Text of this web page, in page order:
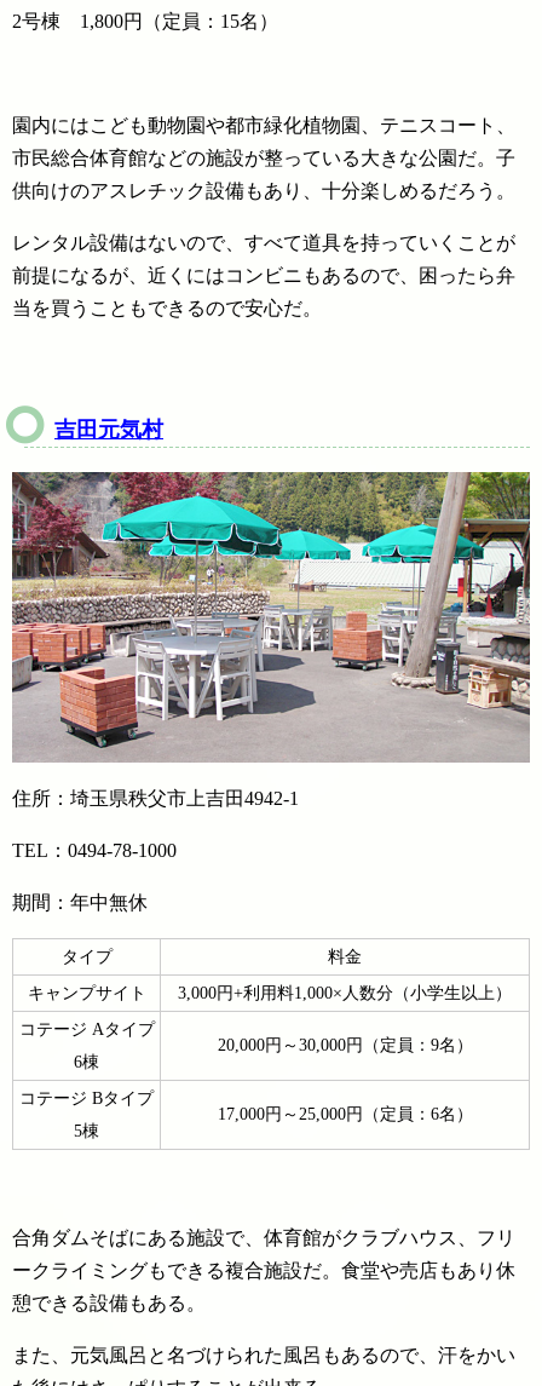
2号棟 1,800円（定員：15名）
園内にはこども動物園や都市緑化植物園、テニスコート、
市民総合体育館などの施設が整っている大きな公園だ。子
供向けのアスレチック設備もあり、十分楽しめるだろう。
レンタル設備はないので、すべて道具を持っていくことが
前提になるが、近くにはコンビニもあるので、困ったら弁
当を買うこともできるので安心だ。
吉田元気村
住所：埼玉県秩父市上吉田4942-1
TEL：0494-78-1000
期間：年中無休
タイプ
料金
キャンプサイト
3,000円+利用料1,000×人数分（小学生以上）
コテージ Aタイプ
6棟
20,000円～30,000円（定員：9名）
コテージ Bタイプ
5棟
17,000円～25,000円（定員：6名）
合角ダムそばにある施設で、体育館がクラブハウス、フリ
ークライミングもできる複合施設だ。食堂や売店もあり休
憩できる設備もある。
また、元気風呂と名づけられた風呂もあるので、汗をかい